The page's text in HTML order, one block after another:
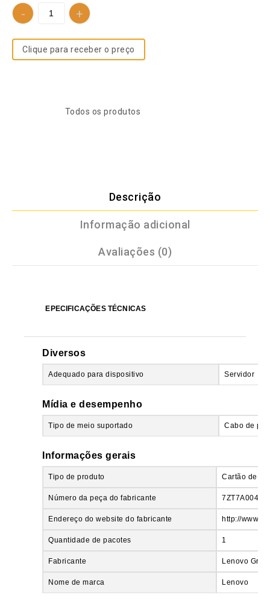
Clique para receber o preço
Todos os produtos
Descrição
Informação adicional
Avaliações (0)
EPECIFICAÇÕES TÉCNICAS
Diversos
Adequado para dispositivo Servidor
Mídia e desempenho
Tipo de meio suportado Cabo de
Informações gerais
Tipo de produto Cartão de
Número da peça do fabricante 7ZT7A00484
Endereço do website do fabricante http://
Quantidade de pacotes 1
Fabricante Lenovo
Nome de marca Lenovo